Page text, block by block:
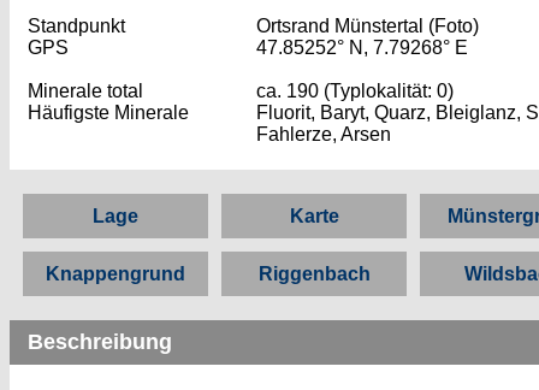
Standpunkt
GPS
Minerale total
Häufigste Minerale
Ortsrand Münstertal (Foto)
47.85252° N, 7.79268° E
ca. 190 (Typlokalität: 0)
Fluorit, Baryt, Quarz, Bleiglanz,
Fahlerze, Arsen
Lage Karte
Knappengrund Riggenbach
Beschreibung